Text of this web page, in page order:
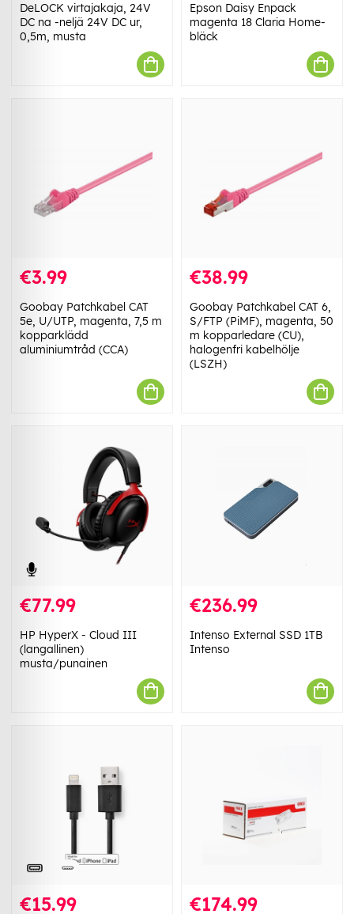
DeLOCK virtajakaja, 24V
DC na -neljä 24V DC ur,
0,5m, musta
Epson Daisy Enpack
magenta 18 Claria Home-
bläck
€3.99
Goobay Patchkabel CAT
5e, U/UTP, magenta, 7,5 m
kopparklädd
aluminiumtråd (CCA)
€38.99
Goobay Patchkabel CAT 6,
S/FTP (PiMF), magenta, 50
m kopparledare (CU),
halogenfri kabelhölje
(LSZH)
€77.99
HP HyperX - Cloud III
(langallinen)
musta/punainen
€236.99
Intenso External SSD 1TB
Intenso
€15.99 €174.99